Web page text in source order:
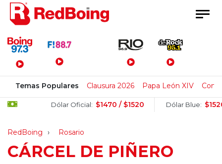
Menú Principal
Temas Populares Clausura 2026 Papa León XIV
Dólar Oficial: $1470 / $1520 Dólar Blue: $1520 /
RedBoing Rosario
CÁRCEL DE PIÑERO